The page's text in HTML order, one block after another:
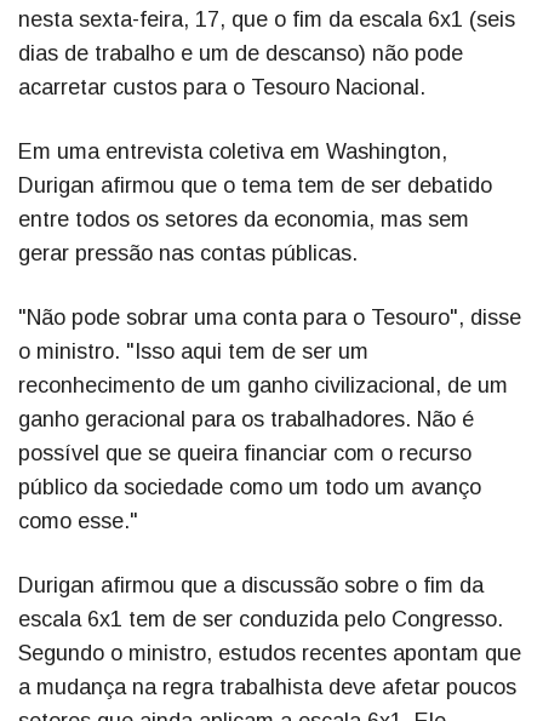
nesta sexta-feira, 17, que o fim da escala 6x1 (seis
dias de trabalho e um de descanso) não pode
acarretar custos para o Tesouro Nacional.
Em uma entrevista coletiva em Washington,
Durigan afirmou que o tema tem de ser debatido
entre todos os setores da economia, mas sem
gerar pressão nas contas públicas.
"Não pode sobrar uma conta para o Tesouro", disse
o ministro. "Isso aqui tem de ser um
reconhecimento de um ganho civilizacional, de um
ganho geracional para os trabalhadores. Não é
possível que se queira financiar com o recurso
público da sociedade como um todo um avanço
como esse."
Durigan afirmou que a discussão sobre o fim da
escala 6x1 tem de ser conduzida pelo Congresso.
Segundo o ministro, estudos recentes apontam que
a mudança na regra trabalhista deve afetar poucos